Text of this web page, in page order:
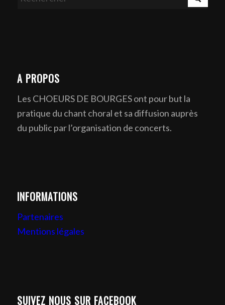
A PROPOS
Les CHOEURS DE BOURGES ont pour but la
pratique du chant choral et sa diffusion auprès
du public par l’organisation de concerts.
INFORMATIONS
Partenaires
Mentions légales
SUIVEZ NOUS SUR FACEBOOK